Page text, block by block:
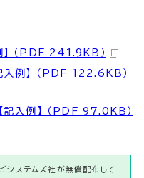
（PDF 241.9KB）
入例】 （PDF 122.6KB）
記入例】 （PDF 97.0KB）
システムズ社が無償配布して